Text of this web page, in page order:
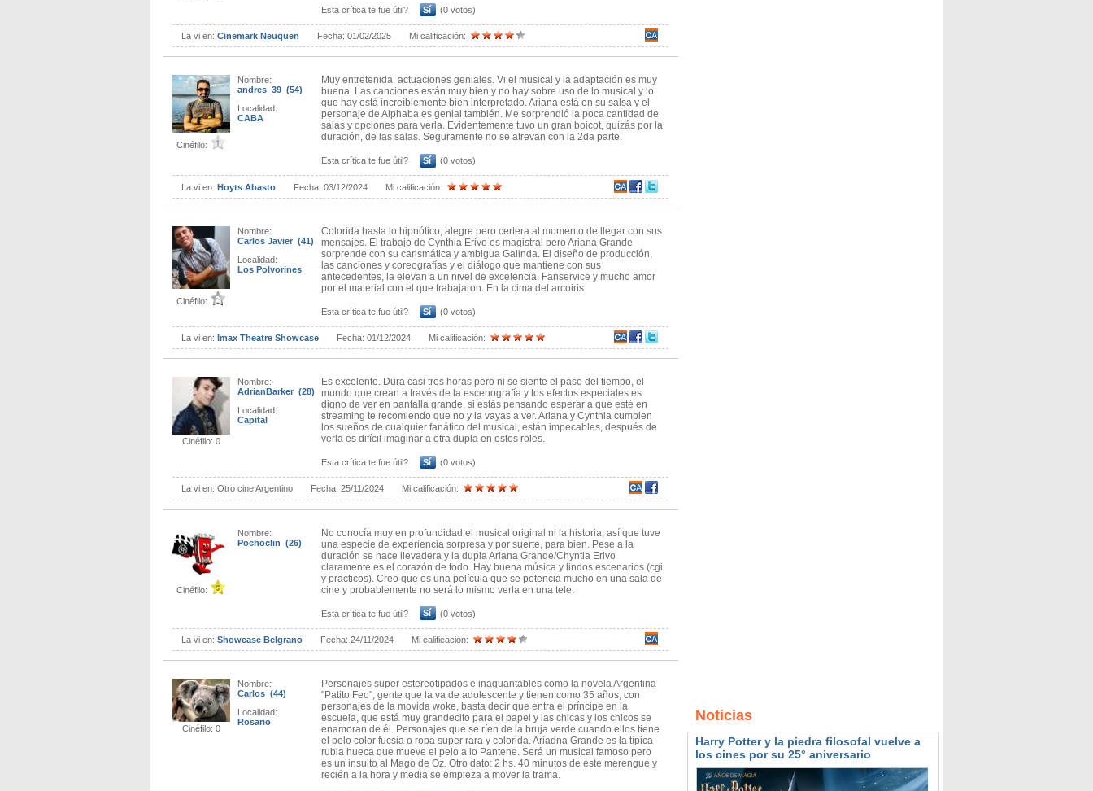
Esta crítica te fue útil? Sí (0 votos)
La vi en:Cinemark Neuquen Fecha:01/02/2025 Mi calificación:
Cinéfilo:
Nombre:
andres_39 (54)
Localidad:
CABA
Muy entretenida, actuaciones geniales. Vi el musical y la adaptación es muy
buena. Las canciones están muy bien y no hay sobre uso de lo musical y lo
que hay está increíblemente bien interpretado. Ariana está en su salsa y el
personaje de Alphaba es genial también. Me sorprendió la poca cantidad de
salas y opciones para verla. Evidentemente tuvo un gran boicot, quizás por la
duración, de las salas. Seguramente no se atrevan con la 2da parte.
Esta crítica te fue útil? Sí (0 votos)
La vi en:Hoyts Abasto Fecha:03/12/2024 Mi calificación:
Cinéfilo:
Nombre:
Carlos Javier (41)
Localidad:
Los Polvorines
Colorida hasta lo hipnótico, alegre pero certera al momento de llegar con sus
mensajes. El trabajo de Cynthia Erivo es magistral pero Ariana Grande
sorprende con su carismática y ambigua Galinda. El diseño de producción,
las canciones y coreografías y el diálogo que mantiene con sus
antecedentes, la elevan a un nivel de excelencia. Fanservice y mucho amor
por el material con el que trabajaron. En la cima del arcoiris
Esta crítica te fue útil? Sí (0 votos)
La vi en:Imax Theatre Showcase Fecha:01/12/2024 Mi calificación:
Cinéfilo: 0
Nombre:
AdrianBarker (28)
Localidad:
Capital
Es excelente. Dura casi tres horas pero ni se siente el paso del tiempo, el
mundo que crean a través de la escenografía y los efectos especiales es
digno de ver en pantalla grande, si estás pensando esperar a que esté en
streaming te recomiendo que no y la vayas a ver. Ariana y Cynthia cumplen
los sueños de cualquier fanático del musical, están impecables, después de
verla es difícil imaginar a otra dupla en estos roles.
Esta crítica te fue útil? Sí (0 votos)
La vi en:Otro cine Argentino Fecha:25/11/2024 Mi calificación:
Cinéfilo:
Nombre:
Pochoclin (26)
No conocía muy en profundidad el musical original ni la historia, así que tuve
una especie de experiencia sorpresa y por suerte, para bien. Pese a la
duración se hace llevadera y la dupla Ariana Grande/Chyntia Erivo
claramente es el corazón de todo. Hay buena música y lindos escenarios (cgi
y practicos). Creo que es una película que se potencia mucho en una sala de
cine y probablemente no será lo mismo verla en una tele.
Esta crítica te fue útil? Sí (0 votos)
La vi en:Showcase Belgrano Fecha:24/11/2024 Mi calificación:
Cinéfilo: 0
Nombre:
Carlos (44)
Localidad:
Rosario
Personajes super estereotipados e inaguantables como la novela Argentina
"Patito Feo", gente que la va de adolescente y tienen como 35 años, con
personajes de la movida woke, basta decir que entra el príncipe en la
escuela, que está muy grandecito para el papel y las chicas y los chicos se
enamoran de él. Personajes que se ríen de la bruja verde cuando ellos tiene
el pelo color fucsia o ropa super rara y colorida. Ariadna Grande es la típica
rubia hueca que mueve el pelo a lo Pantene. Será un musical famoso pero
es un insulto al Mago de Oz. Otro dato: 2 hs. 40 minutos de este merengue y
recién a la hora y media se empieza a mover la trama.
Noticias
Harry Potter y la piedra filosofal vuelve a
los cines por su 25° aniversario